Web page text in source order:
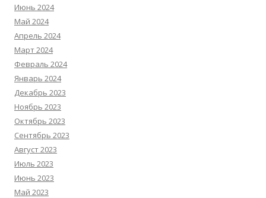
Июнь 2024
Май 2024
Апрель 2024
Март 2024
Февраль 2024
Январь 2024
Декабрь 2023
Ноябрь 2023
Октябрь 2023
Сентябрь 2023
Август 2023
Июль 2023
Июнь 2023
Май 2023